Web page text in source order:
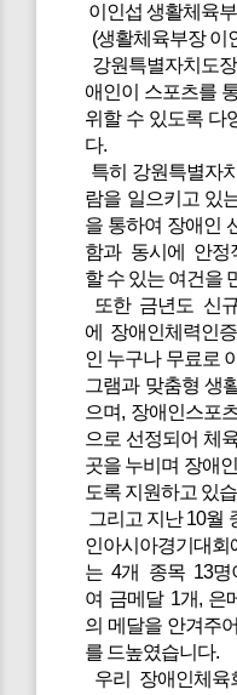
이인섭 생활체육
(생활체육부장 이
강원특별자치도
애인이 스포츠를
위할 수 있도록 다
다.
특히 강원특별자
람을 일으키고 있
을 통하여 장애인
함과 동시에 안
할 수 있는 여건을
또한 금년도 신
에 장애인체력인
인 누구나 무료로
그램과 맞춤형 생
으며, 장애인스포
으로 선정되어 체
곳을 누비며 장애
도록 지원하고 있
그리고 지난 10월
인아시아경기대
는 4개 종목 13명
여 금메달 1개, 은
의 메달을 안겨주
를 드높였습니다.
우리 장애인체